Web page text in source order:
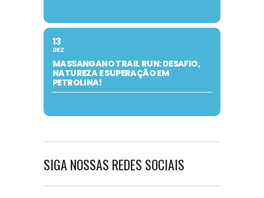
13
DEZ
MASSANGANO TRAIL RUN: DESAFIO,
NATUREZA E SUPERAÇÃO EM
PETROLINA!
SIGA NOSSAS REDES SOCIAIS